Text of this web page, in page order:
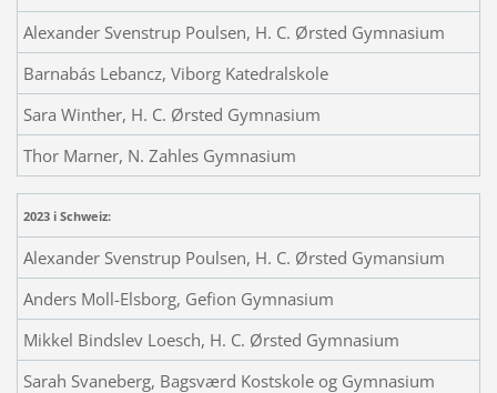
Alexander Svenstrup Poulsen, H. C. Ørsted Gymnasium
Barnabás Lebancz, Viborg Katedralskole
Sara Winther, H. C. Ørsted Gymnasium
Thor Marner, N. Zahles Gymnasium
2023 i Schweiz:
Alexander Svenstrup Poulsen, H. C. Ørsted Gymansium
Anders Moll-Elsborg, Gefion Gymnasium
Mikkel Bindslev Loesch, H. C. Ørsted Gymnasium
Sarah Svaneberg, Bagsværd Kostskole og Gymnasium